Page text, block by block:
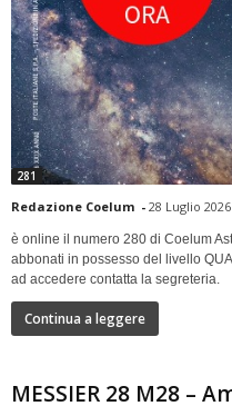
281
Redazione Coelum - 28 Luglio 2026
è online il numero 280 di Coelum
abbonati in possesso del livello
ad accedere contatta la segreteria.
Continua a leggere
MESSIER 28 M28 –